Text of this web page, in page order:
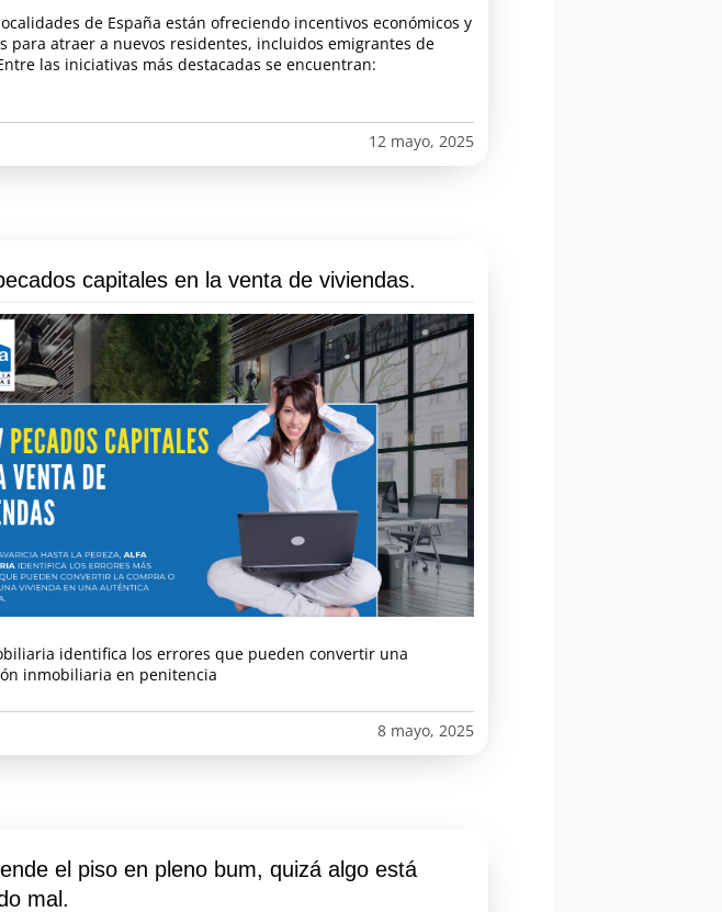
de España están ofreciendo incentivos económicos y
para atraer a nuevos residentes, incluidos emigrantes de
las iniciativas más destacadas se encuentran:
12 mayo, 2025
capitales en la venta de viviendas.
identifica los errores que pueden convertir una
inmobiliaria en penitencia
8 mayo, 2025
el piso en pleno bum, quizá algo está
mal.